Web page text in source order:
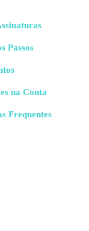
Passos
na Conta
Frequentes